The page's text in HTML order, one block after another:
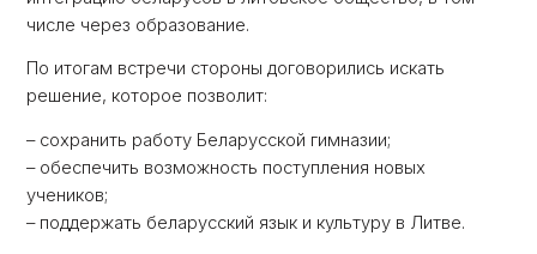
числе через образование.
По итогам встречи стороны договорились искать
решение, которое позволит:
– сохранить работу Беларусской гимназии;
– обеспечить возможность поступления новых
учеников;
– поддержать беларусский язык и культуру в Литве.